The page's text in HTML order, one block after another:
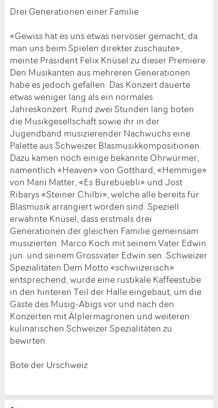
Drei Generationen einer Familie
«Gewiss hat es uns etwas nervöser gemacht, da
man uns beim Spielen direkter zuschaute»,
meinte Präsident Felix Knüsel zu dieser Premiere.
Den Musikanten aus mehreren Generationen
habe es jedoch gefallen. Das Konzert dauerte
etwas weniger lang als ein normales
Jahreskonzert. Rund zwei Stunden lang boten
die Musikgesellschaft sowie ihr in der
Jugendband musizierender Nachwuchs eine
Palette aus Schweizer Blasmusikkompositionen.
Dazu kamen noch einige bekannte Ohrwürmer,
namentlich «Heaven» von Gotthard, «Hemmige»
von Mani Matter, «Es Burebüebli» und Jost
Ribarys «Steiner Chilbi», welche alle bereits für
Blasmusik arrangiert worden sind. Speziell
erwähnte Knüsel, dass erstmals drei
Generationen der gleichen Familie gemeinsam
musizierten: Marco Koch mit seinem Vater Edwin
jun. und seinem Grossvater Edwin sen. Schweizer
Spezialitäten Dem Motto «schwiizerisch»
entsprechend, wurde eine rustikale Kaffeestube
in den hinteren Teil der Halle eingebaut, um die
Gäste des Musig-Abigs vor und nach den
Konzerten mit Älplermagronen und weiteren
kulinarischen Schweizer Spezialitäten zu
bewirten.
Bote der Urschweiz